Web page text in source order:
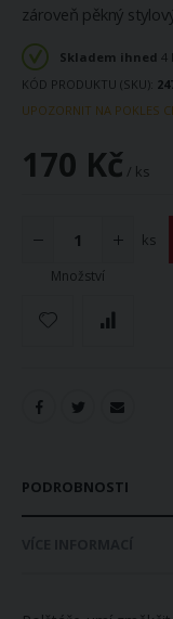
zároveň pěkný
Skladem ihned 4
KÓD PRODUKTU (SKU)
UPOZORNIT NA POKLES
170 Kč / ks
Množství
ks
PODROBNOSTI